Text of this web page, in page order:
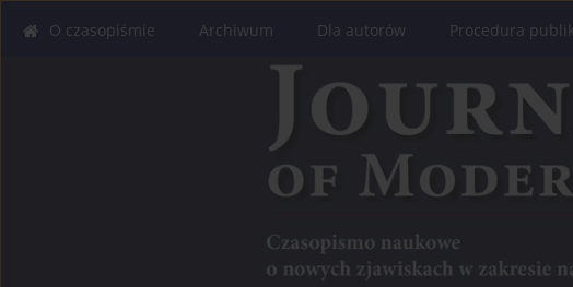
O czasopiśmie Archiwum Dla autorów Procedura